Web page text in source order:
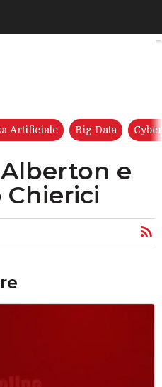
Alberton e Marcello
Artificiale Big Data
e
Chierici